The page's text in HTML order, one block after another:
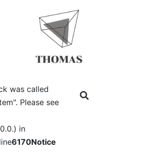
was called
Please see
in
6170Notice